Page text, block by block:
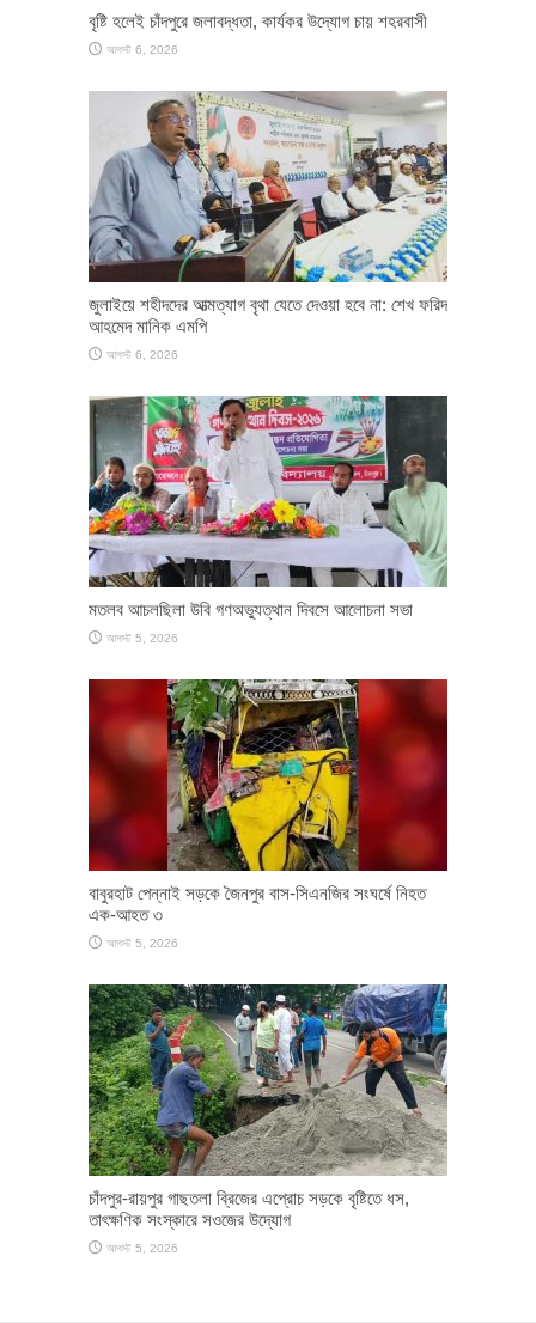
বৃষ্টি হলেই চাঁদপুরে জলাবদ্ধতা, কার্যকর উদ্যোগ চায় শহরবাসী
আগস্ট 6, 2026
জুলাইয়ে শহীদদের আত্মত্যাগ বৃথা যেতে দেওয়া হবে না: শেখ ফরিদ
আহমেদ মানিক এমপি
আগস্ট 6, 2026
মতলব আচলছিলা উবি গণঅভ্যুত্থান দিবসে আলোচনা সভা
আগস্ট 5, 2026
বাবুরহাট পেন্নাই সড়কে জৈনপুর বাস-সিএনজির সংঘর্ষে নিহত
এক-আহত ৩
আগস্ট 5, 2026
চাঁদপুর-রায়পুর গাছতলা ব্রিজের এপ্রোচ সড়কে বৃষ্টিতে ধস,
তাৎক্ষণিক সংস্কারে সওজের উদ্যোগ
আগস্ট 5, 2026